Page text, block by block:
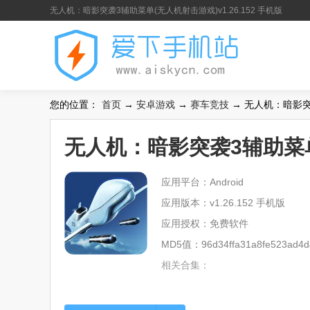
无人机：暗影突袭3辅助菜单(无人机射击游戏)v1.26.152 手机版
您的位置： 首页 → 安卓游戏 → 赛车竞技 → 无人机：暗影
无人机：暗影突袭3辅助
应用平台：Android
应用版本：v1.26.152 手机版
应用授权：免费软件
MD5值：
相关合集：